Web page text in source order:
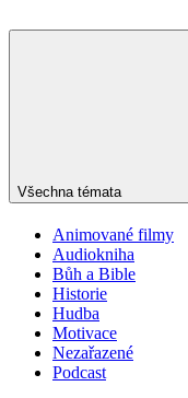
Všechna témata
Animované filmy
Audiokniha
Bůh a Bible
Historie
Hudba
Motivace
Nezařazené
Podcast